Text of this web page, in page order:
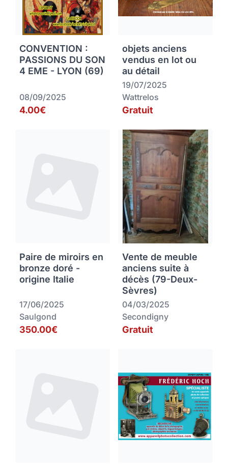
CONVENTION :
PASSIONS DU SON
4 EME - LYON (69)
08/09/2025
4.00€
objets anciens
vendus en lot ou
au détail
19/07/2025
Wattrelos
Gratuit
Paire de miroirs en
bronze doré -
origine Italie
17/06/2025
Saulgond
350.00€
Vente de meuble
anciens suite à
décès (79-Deux-
Sèvres)
04/03/2025
Secondigny
Gratuit